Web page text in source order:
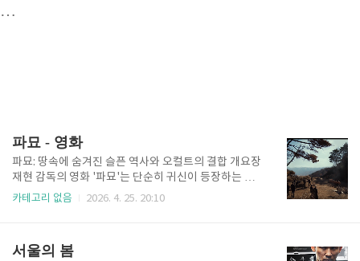
…
파묘 - 영화
파묘: 땅속에 숨겨진 슬픈 역사와 오컬트의 결합 개요장
재현 감독의 영화 '파묘'는 단순히 귀신이 등장하는 공
포 영화를 넘어, 한국인의 정서 속에 깊이 뿌리박힌 '풍
이 작품은, 우리 땅이 품고 있는 아픈 역사적 상처를 파
카테고리 없음 2026. 4. 25. 20:10
서울의 봄